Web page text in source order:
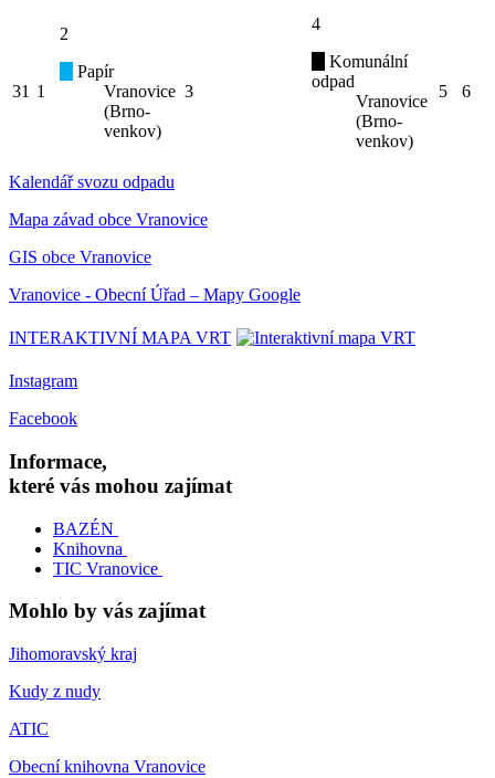
31 1
2
Papír
Vranovice
(Brno-
venkov)
3
4
Komunální
odpad
Vranovice
(Brno-
venkov)
5 6
Kalendář svozu odpadu
Mapa závad obce Vranovice
GIS obce Vranovice
Vranovice - Obecní Úřad – Mapy Google
INTERAKTIVNÍ MAPA VRT
Instagram
Facebook
Informace,
které vás mohou zajímat
BAZÉN
Knihovna
TIC Vranovice
Mohlo by vás zajímat
Jihomoravský kraj
Kudy z nudy
ATIC
Obecní knihovna Vranovice